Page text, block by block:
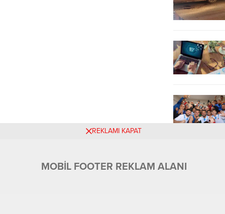
REKLAMI KAPAT
MOBİL FOOTER REKLAM ALANI